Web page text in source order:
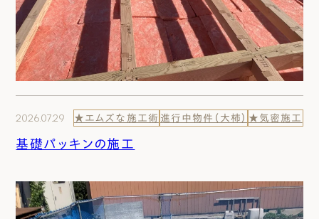
2026.07.29 ★エムズな施工術 進行中物件（大柿） ★気密施工
基礎パッキンの施工